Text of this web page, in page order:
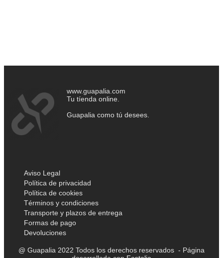
www.guapalia.com
Tu tíenda online.
Guapalia como tú desees.
Aviso Legal
Política de privacidad
Política de cookies
Términos y condiciones
Transporte y plazos de entrega
Formas de pago
Devoluciones
@ Guapalia 2022 Todos los derechos reservados - Página